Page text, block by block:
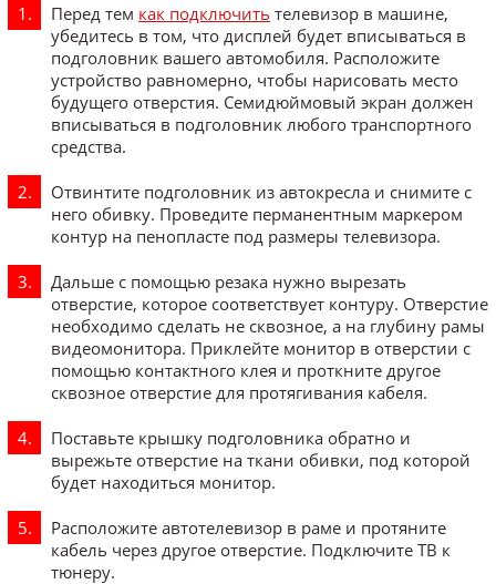
Перед тем как подключить телевизор в машине,
убедитесь в том, что дисплей будет вписываться в
подголовник вашего автомобиля. Расположите
устройство равномерно, чтобы нарисовать место
будущего отверстия. Семидюймовый экран должен
вписываться в подголовник любого транспортного
средства.
Отвинтите подголовник из автокресла и снимите с
него обивку. Проведите перманентным маркером
контур на пенопласте под размеры телевизора.
Дальше с помощью резака нужно вырезать
отверстие, которое соответствует контуру. Отверстие
необходимо сделать не сквозное, а на глубину рамы
видеомонитора. Приклейте монитор в отверстии с
помощью контактного клея и проткните другое
сквозное отверстие для протягивания кабеля.
Поставьте крышку подголовника обратно и
вырежьте отверстие на ткани обивки, под которой
будет находиться монитор.
Расположите автотелевизор в раме и протяните
кабель через другое отверстие. Подключите ТВ к
тюнеру.